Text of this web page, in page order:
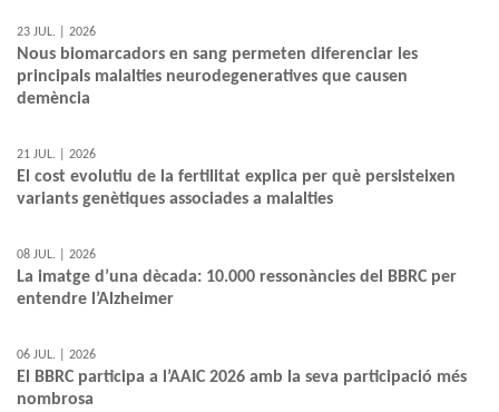
23 JUL. | 2026
Nous biomarcadors en sang permeten diferenciar les
principals malalties neurodegeneratives que causen
demència
21 JUL. | 2026
El cost evolutiu de la fertilitat explica per què persisteixen
variants genètiques associades a malalties
08 JUL. | 2026
La imatge d’una dècada: 10.000 ressonàncies del BBRC per
entendre l’Alzheimer
06 JUL. | 2026
El BBRC participa a l’AAIC 2026 amb la seva participació més
nombrosa